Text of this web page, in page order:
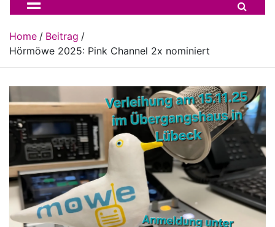
Home
Beitrag
Hörmöwe 2025: Pink Channel 2x nominiert